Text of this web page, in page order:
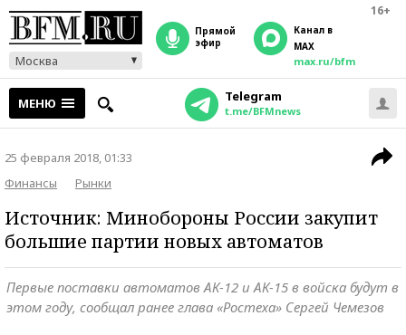
16+
Москва
прямой
эфир
Канал в
MAX
max.ru/bfm
МЕНЮ Telegram
t.me/BFMnews
25 февраля 2018, 01:33
Финансы
Рынки
Источник: Минобороны России закупит
большие партии новых автоматов
Первые поставки автоматов АК-12 и АК-15 в войска будут в
этом году, сообщал ранее глава «Ростеха» Сергей Чемезов